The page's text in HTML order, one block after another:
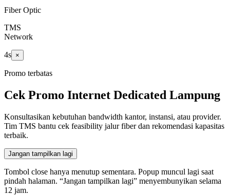
Fiber Optic
TMS
Network
3s ×
Promo terbatas
Cek Promo Internet Dedicated Lampung
Konsultasikan kebutuhan bandwidth kantor, instansi, atau provider.
Tim TMS bantu cek feasibility jalur fiber dan rekomendasi kapasitas
terbaik.
Jangan tampilkan lagi
Tombol close hanya menutup sementara. Popup muncul lagi saat
pindah halaman. “Jangan tampilkan lagi” menyembunyikan selama
12 jam.